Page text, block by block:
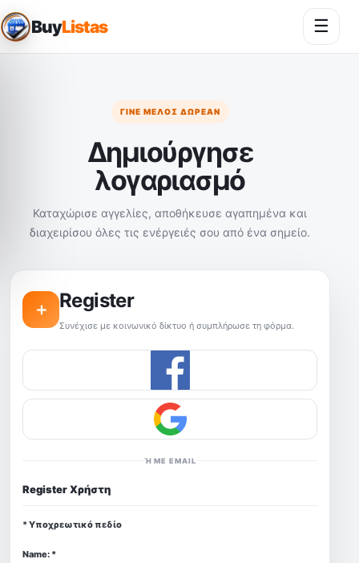
BuyListas ☰
ΓΊΝΕ ΜΈΛΟΣ ΔΩΡΕΆΝ
Δημιούργησε
λογαριασμό
Καταχώρισε αγγελίες, αποθήκευσε αγαπημένα και
διαχειρίσου όλες τις ενέργειές σου από ένα σημείο.
＋ Register
Συνέχισε με κοινωνικό δίκτυο ή συμπλήρωσε τη φόρμα.
Ή ΜΕ EMAIL
Register Χρήστη
* Υποχρεωτικό πεδίο
Name: *